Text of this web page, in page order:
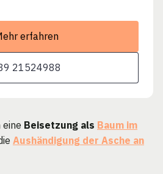
erfahren
21524988
eine Beisetzung als Baum im
Aushändigung der Asche an